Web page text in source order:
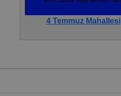
4 Temmuz Mahallesi